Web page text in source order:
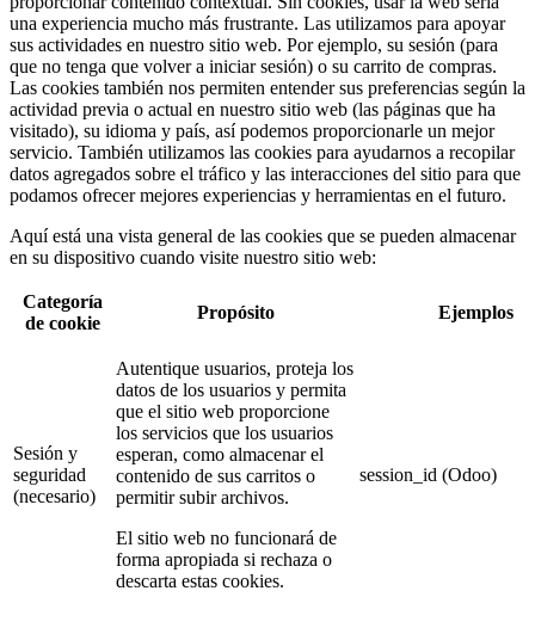
una experiencia mucho más frustrante. Las utilizamos para apoyar
sus actividades en nuestro sitio web. Por ejemplo, su sesión (para
que no tenga que volver a iniciar sesión) o su carrito de compras.
Las cookies también nos permiten entender sus preferencias según la
actividad previa o actual en nuestro sitio web (las páginas que ha
visitado), su idioma y país, así podemos proporcionarle un mejor
servicio. También utilizamos las cookies para ayudarnos a recopilar
datos agregados sobre el tráfico y las interacciones del sitio para que
podamos ofrecer mejores experiencias y herramientas en el futuro.
Aquí está una vista general de las cookies que se pueden almacenar
en su dispositivo cuando visite nuestro sitio web:
Categoría
de cookie
Propósito Ejemplos
Sesión y
seguridad
(necesario)
Autentique usuarios, proteja los
datos de los usuarios y permita
que el sitio web proporcione
los servicios que los usuarios
esperan, como almacenar el
contenido de sus carritos o
permitir subir archivos.
El sitio web no funcionará de
forma apropiada si rechaza o
descarta estas cookies.
session_id (Odoo)